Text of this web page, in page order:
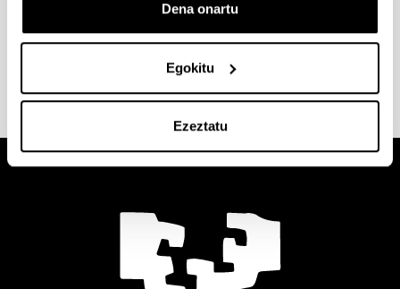
Dena onartu
Egokitu
Ezeztatu
Harremanetarako informazioa eta
kokapena